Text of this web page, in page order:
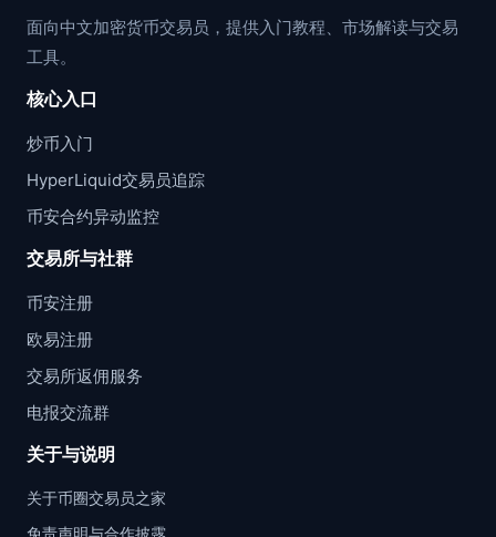
面向中文加密货币交易员，提供入门教程、市场解读与交易
工具。
核心入口
炒币入门
HyperLiquid交易员追踪
币安合约异动监控
交易所与社群
币安注册
欧易注册
交易所返佣服务
电报交流群
关于与说明
关于币圈交易员之家
免责声明与合作披露